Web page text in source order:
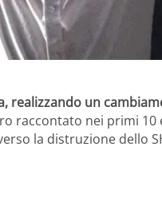
realizzando un
raccontato nei primi
la distruzione dello